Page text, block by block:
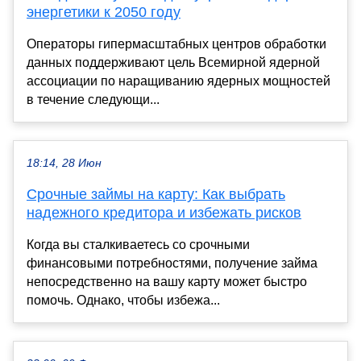
энергетики к 2050 году
Операторы гипермасштабных центров обработки
данных поддерживают цель Всемирной ядерной
ассоциации по наращиванию ядерных мощностей
в течение следующи...
18:14, 28 Июн
Срочные займы на карту: Как выбрать
надежного кредитора и избежать рисков
Когда вы сталкиваетесь со срочными
финансовыми потребностями, получение займа
непосредственно на вашу карту может быстро
помочь. Однако, чтобы избежа...